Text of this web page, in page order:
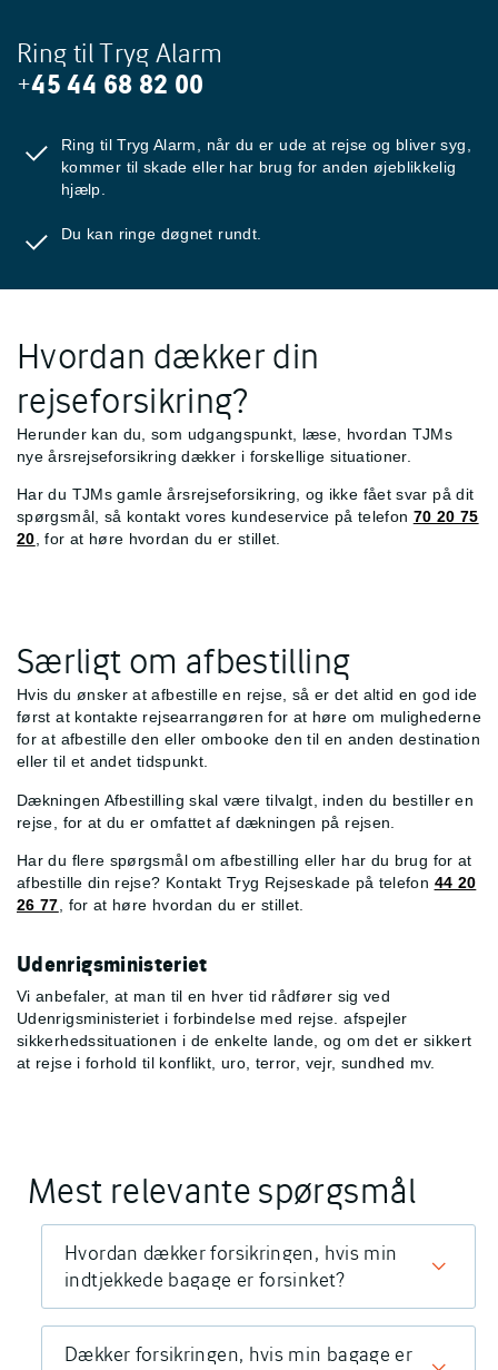
Ring til Tryg Alarm
+45 44 68 82 00
Ring til Tryg Alarm, når du er ude at rejse og bliver syg,
kommer til skade eller har brug for anden øjeblikkelig
hjælp.
Du kan ringe døgnet rundt.
Hvordan dækker din
rejseforsikring?
Herunder kan du, som udgangspunkt, læse, hvordan TJMs
nye årsrejseforsikring dækker i forskellige situationer.
Har du TJMs gamle årsrejseforsikring, og ikke fået svar på dit
spørgsmål, så kontakt vores kundeservice på telefon 70 20 75
20, for at høre hvordan du er stillet.
Særligt om afbestilling
Hvis du ønsker at afbestille en rejse, så er det altid en god ide
først at kontakte rejsearrangøren for at høre om mulighederne
for at afbestille den eller ombooke den til en anden destination
eller til et andet tidspunkt.
Dækningen Afbestilling skal være tilvalgt, inden du bestiller en
rejse, for at du er omfattet af dækningen på rejsen.
Har du flere spørgsmål om afbestilling eller har du brug for at
afbestille din rejse? Kontakt Tryg Rejseskade på telefon 44 20
26 77, for at høre hvordan du er stillet.
Udenrigsministeriet
Vi anbefaler, at man til en hver tid rådfører sig ved
Udenrigsministeriet i forbindelse med rejse.afspejler
sikkerhedssituationen i de enkelte lande, og om det er sikkert
at rejse i forhold til konflikt, uro, terror, vejr, sundhed mv.
Mest relevante spørgsmål
Hvordan dækker forsikringen, hvis min
indtjekkede bagage er forsinket?
Dækker forsikringen, hvis min bagage er